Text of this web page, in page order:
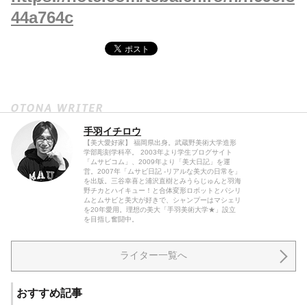
44a764c
手羽イチロウ
【美大愛好家】 福岡県出身。武蔵野美術大学造形
学部彫刻学科卒。 2003年より学生ブログサイト
「ムサビコム」、2009年より「美大日記」を運
営。2007年「ムサビ日記 -リアルな美大の日常を」
を出版。三谷幸喜と浦沢直樹とみうらじゅんと羽海
野チカとハイキュー！と合体変形ロボットとパシリ
ムとムサビと美大が好きで、シャンプーはマシェリ
を20年愛用。理想の美大「手羽美術大学★」設立
を目指し奮闘中。
ライター一覧へ
おすすめ記事